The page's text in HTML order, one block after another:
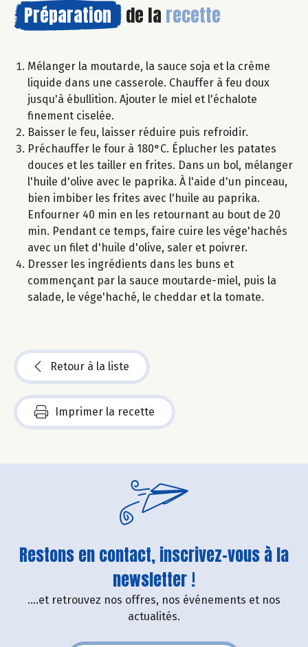
Préparation de la recette
Mélanger la moutarde, la sauce soja et la crème
liquide dans une casserole. Chauffer à feu doux
jusqu'à ébullition. Ajouter le miel et l'échalote
finement ciselée.
Baisser le feu, laisser réduire puis refroidir.
Préchauffer le four à 180°C. Éplucher les patates
douces et les tailler en frites. Dans un bol, mélanger
l'huile d'olive avec le paprika. À l'aide d'un pinceau,
bien imbiber les frites avec l'huile au paprika.
Enfourner 40 min en les retournant au bout de 20
min. Pendant ce temps, faire cuire les vége'hachés
avec un filet d'huile d'olive, saler et poivrer.
Dresser les ingrédients dans les buns et
commençant par la sauce moutarde-miel, puis la
salade, le vége'haché, le cheddar et la tomate.
Retour à la liste
Imprimer la recette
Restons en contact, inscrivez-vous à la
newsletter !
....et retrouvez nos offres, nos événements et nos
actualités.